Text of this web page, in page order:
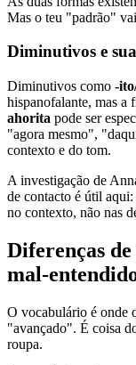
Mas o teu "padrão"
Diminutivos e
Diminutivos como -
hispanofalante, mas a
ahorita pode ser
"agora mesmo",
contexto e do tom.
A investigação de
de contacto é útil
no contexto, não nas
Diferenças
mal-
O vocabulário é onde
"avançado". É coisa
roupa.